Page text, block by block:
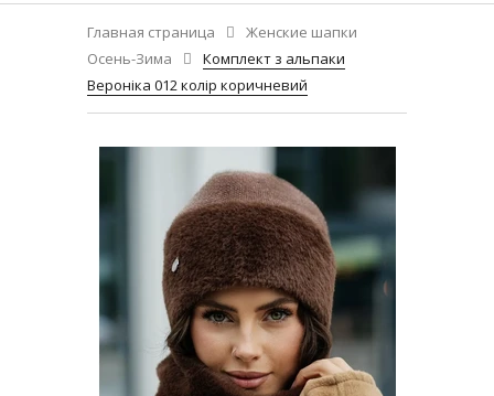
Главная страница
Женские шапки
Осень-Зима
Комплект з альпаки
Вероніка 012 колір коричневий